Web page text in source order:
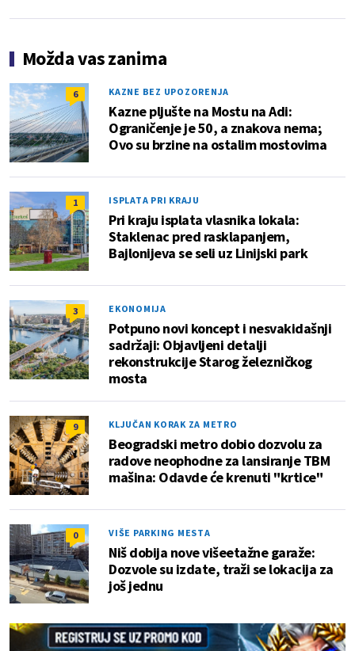
Možda vas zanima
6 KAZNE BEZ UPOZORENJA
Kazne pljušte na Mostu na Adi:
Ograničenje je 50, a znakova nema;
Ovo su brzine na ostalim mostovima
1 ISPLATA PRI KRAJU
Pri kraju isplata vlasnika lokala:
Staklenac pred rasklapanjem,
Bajlonijeva se seli uz Linijski park
3 EKONOMIJA
Potpuno novi koncept i nesvakidašnji
sadržaji: Objavljeni detalji
rekonstrukcije Starog železničkog
mosta
9 KLJUČAN KORAK ZA METRO
Beogradski metro dobio dozvolu za
radove neophodne za lansiranje TBM
mašina: Odavde će krenuti "krtice"
0 VIŠE PARKING MESTA
Niš dobija nove višeetažne garaže:
Dozvole su izdate, traži se lokacija za
još jednu